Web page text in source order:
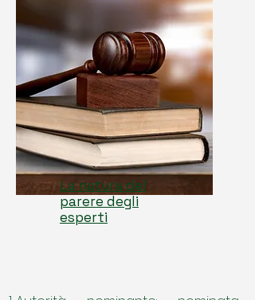
La natura del
parere degli
esperti